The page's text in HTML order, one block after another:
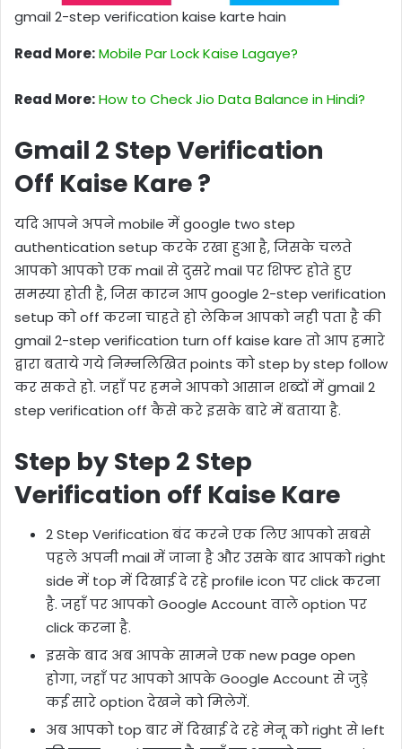
gmail 2-step verification kaise karte hain
Read More:Mobile Par Lock Kaise Lagaye?
Read More:How to Check Jio Data Balance in Hindi?
Gmail 2 Step Verification
Off Kaise Kare ?
यदि आपने अपने mobile में google two step
authentication setup करके रखा हुआ है, जिसके चलते
आपको आपको एक mail से दुसरे mail पर शिफ्ट होते हुए
समस्या होती है, जिस कारन आप google 2-step verification
setup को off करना चाहते हो लेकिन आपको नही पता है की
gmail 2-step verification turn off kaise kare तो आप हमारे
द्वारा बताये गये निम्नलिखित points को step by step follow
कर सकते हो. जहाँ पर हमने आपको आसान शब्दों में gmail 2
step verification off कैसे करे इसके बारे में बताया है.
Step by Step 2 Step
Verification off Kaise Kare
2 Step Verification बंद करने एक लिए आपको सबसे
पहले अपनी mail में जाना है और उसके बाद आपको right
side में top में दिखाई दे रहे profile icon पर click करना
है. जहाँ पर आपको Google Account वाले option पर
click करना है.
इसके बाद अब आपके सामने एक new page open
होगा, जहाँ पर आपको आपके Google Account से जुड़े
कई सारे option देखने को मिलेगें.
अब आपको top बार में दिखाई दे रहे मेनू को right से left